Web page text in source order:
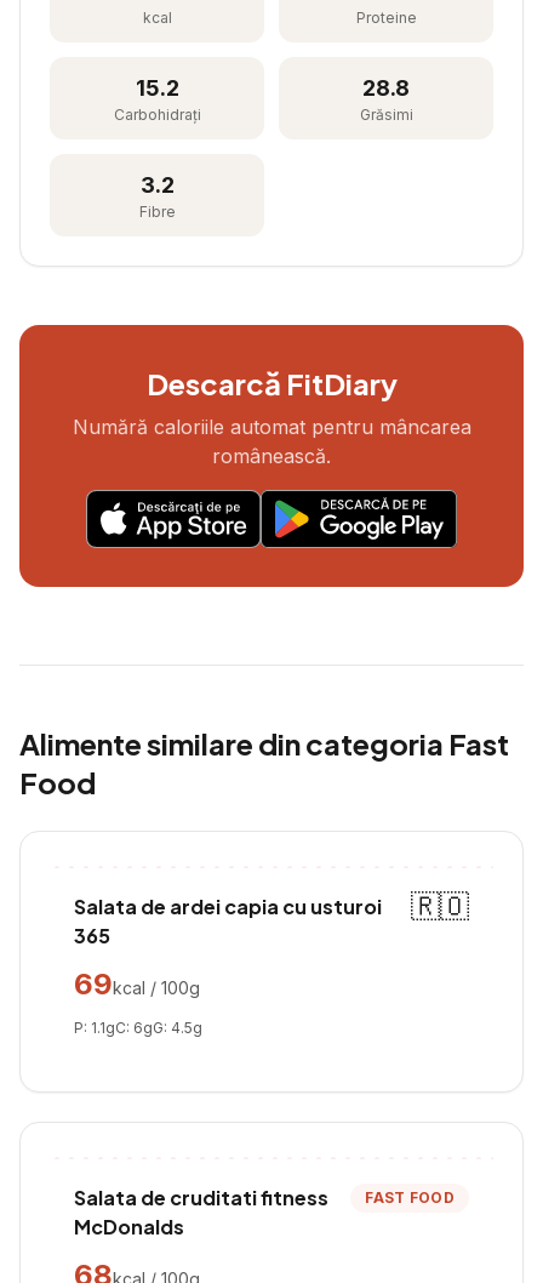
kcal Proteine
15.2
Carbohidrați
28.8
Grăsimi
3.2
Fibre
Descarcă FitDiary
Numără caloriile automat pentru mâncarea
românească.
Alimente similare din categoria Fast
Food
Salata de ardei capia cu usturoi
365
🇷🇴
69kcal / 100g
P: 1.1gC: 6gG: 4.5g
Salata de cruditati fitness
McDonalds
FAST FOOD
68kcal / 100g